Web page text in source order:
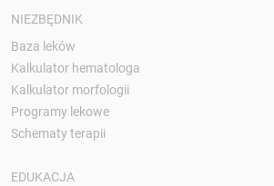
NIEZBĘDNIK
Baza leków
Kalkulator hematologa
Kalkulator morfologii
Programy lekowe
Schematy terapii
EDUKACJA